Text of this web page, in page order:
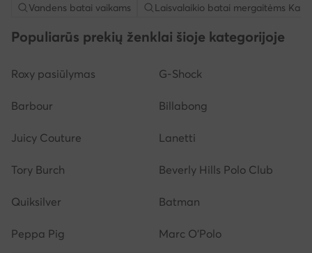
Vandens batai vaikams Laisvalaikio batai mergaitėms
Populiarūs prekių ženklai šioje kategorijoje
Roxy pasiūlymas G-Shock
Barbour Billabong
Juicy Couture Lanetti
Tory Burch Beverly Hills Polo Club
Quiksilver Batman
Peppa Pig Marc O'Polo